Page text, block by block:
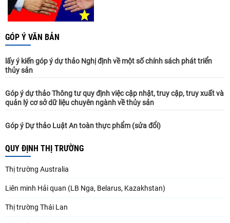
GÓP Ý VĂN BẢN
lấy ý kiến góp ý dự thảo Nghị định về một số chính sách phát triển
thủy sản
Góp ý dự thảo Thông tư quy định việc cập nhật, truy cập, truy xuất và
quản lý cơ sở dữ liệu chuyên ngành về thủy sản
Góp ý Dự thảo Luật An toàn thực phẩm (sửa đổi)
QUY ĐỊNH THỊ TRƯỜNG
Thị trường Australia
Liên minh Hải quan (LB Nga, Belarus, Kazakhstan)
Thị trường Thái Lan